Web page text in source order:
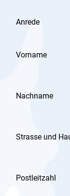
Anrede
Vorname
Nachname
Strasse und
Postleitzahl